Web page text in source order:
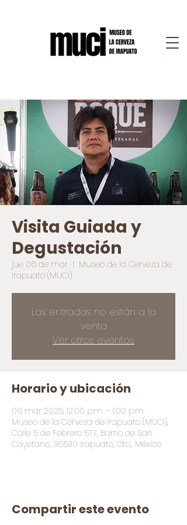
Visita Guiada y
Degustación
jue 06 de mar
  |
Museo de la Cerveza de
Irapuato (MUCI)
Las entradas no están a la
venta
Ver otros eventos
Horario y ubicación
06 mar 2025, 12:00 p.m. – 1:00 p.m.
Museo de la Cerveza de Irapuato (MUCI),
Calle 5 de Febrero 577, Barrio de San
Cayetano, 36530 Irapuato, Gto., México
Compartir este evento